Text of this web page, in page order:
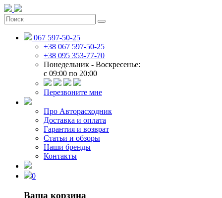
067 597-50-25
+38 067 597-50-25
+38 095 353-77-70
Понедельник - Воскресенье:
c 09:00 по 20:00
Перезвоните мне
Про Авторасходник
Доставка и оплата
Гарантия и возврат
Статьи и обзоры
Наши бренды
Контакты
0
Ваша корзина